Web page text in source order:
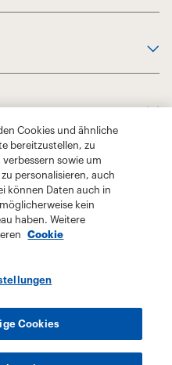
Cookies und ähnliche
bereitzustellen, zu
sowie um
personalisieren, auch
können Daten auch in
kein
haben. Weitere
Cookie
Cookies